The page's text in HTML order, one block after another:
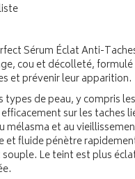
Sérum Éclat Anti-
cou et décolleté,
et prévenir leur apparition.
types de peau, y compris
sur les taches
mélasma et au
et fluide pénètre
Le teint est plus